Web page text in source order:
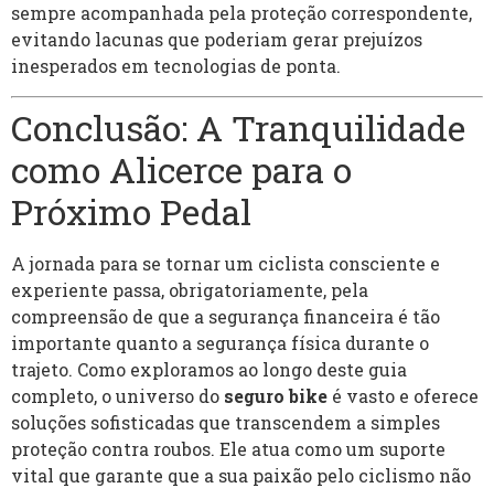
sempre acompanhada pela proteção correspondente,
evitando lacunas que poderiam gerar prejuízos
inesperados em tecnologias de ponta.
Conclusão: A Tranquilidade
como Alicerce para o
Próximo Pedal
A jornada para se tornar um ciclista consciente e
experiente passa, obrigatoriamente, pela
compreensão de que a segurança financeira é tão
importante quanto a segurança física durante o
trajeto. Como exploramos ao longo deste guia
completo, o universo do seguro bike é vasto e oferece
soluções sofisticadas que transcendem a simples
proteção contra roubos. Ele atua como um suporte
vital que garante que a sua paixão pelo ciclismo não